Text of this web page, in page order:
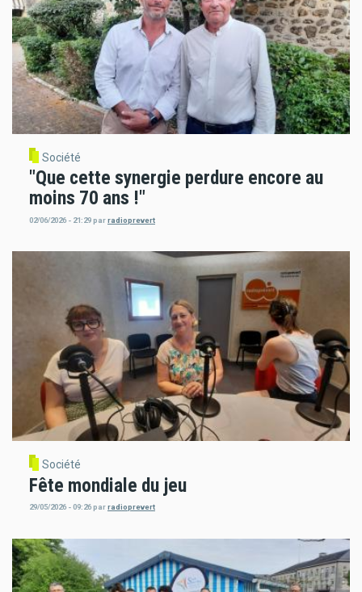
Société
"Que cette synergie perdure encore au
moins 70 ans !"
02/06/2026 - 21:29parradioprevert
Société
Fête mondiale du jeu
29/05/2026 - 09:26parradioprevert